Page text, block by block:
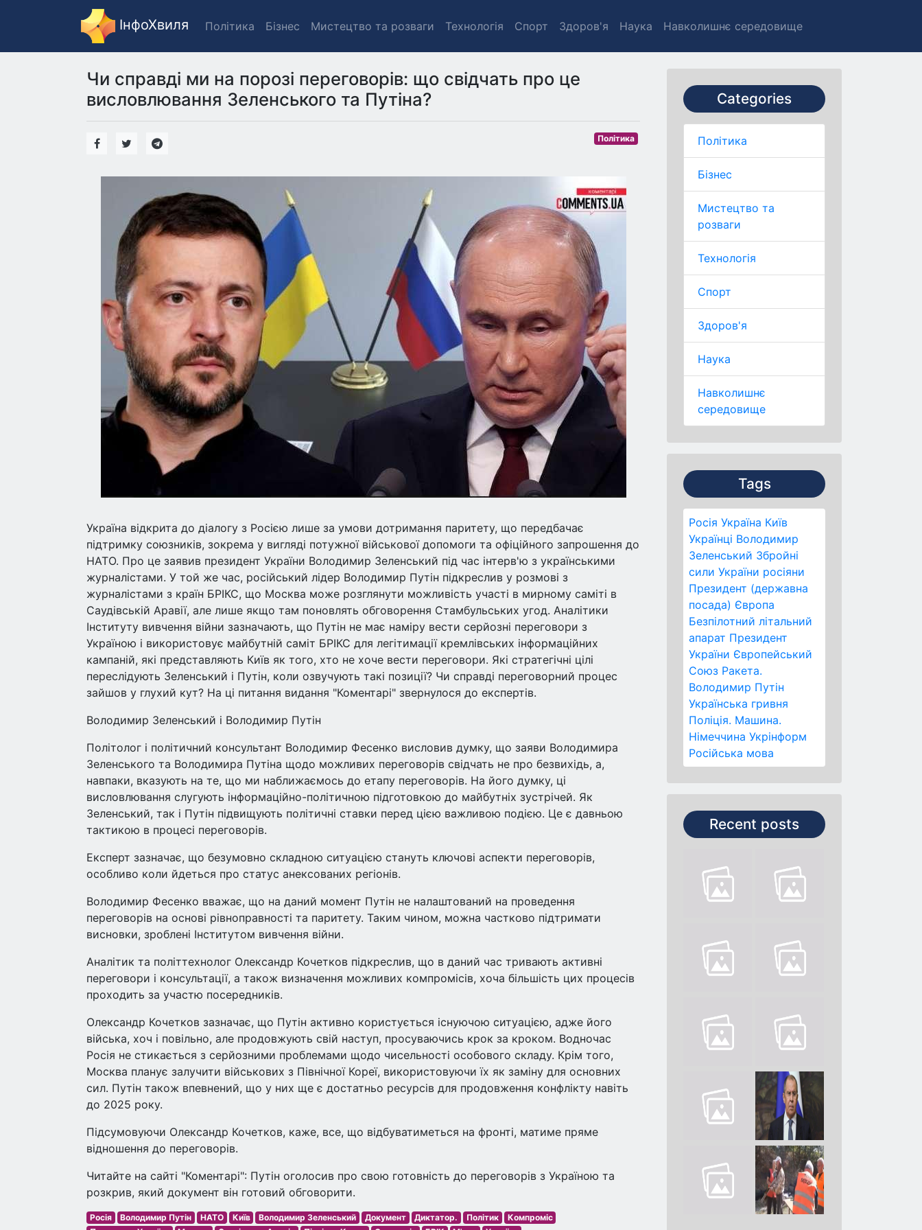
ІнфоХвиля Політика Бізнес Мистецтво та розваги Технологія Спорт Здоров'я Наука Навколишнє середовище
Categories
Політика
Бізнес
Мистецтво та
розваги
Технологія
Спорт
Здоров'я
Наука
Навколишнє
середовище
Tags
Росія Україна Київ
Українці Володимир
Зеленський Збройні
сили України росіяни
Президент (державна
посада) Європа
Безпілотний літальний
апарат Президент
України Європейський
Союз Ракета.
Володимир Путін
Українська гривня
Поліція. Машина.
Німеччина Укрінформ
Російська мова
Recent posts
Чи справді ми на порозі переговорів: що свідчать про це
висловлювання Зеленського та Путіна?
Політика
Україна відкрита до діалогу з Росією лише за умови дотримання паритету, що передбачає
підтримку союзників, зокрема у вигляді потужної військової допомоги та офіційного запрошення до
НАТО. Про це заявив президент України Володимир Зеленський під час інтерв'ю з українськими
журналістами. У той же час, російський лідер Володимир Путін підкреслив у розмові з
журналістами з країн БРІКС, що Москва може розглянути можливість участі в мирному саміті в
Саудівській Аравії, але лише якщо там поновлять обговорення Стамбульських угод. Аналітики
Інституту вивчення війни зазначають, що Путін не має наміру вести серйозні переговори з
Україною і використовує майбутній саміт БРІКС для легітимації кремлівських інформаційних
кампаній, які представляють Київ як того, хто не хоче вести переговори. Які стратегічні цілі
переслідують Зеленський і Путін, коли озвучують такі позиції? Чи справді переговорний процес
зайшов у глухий кут? На ці питання видання "Коментарі" звернулося до експертів.
Володимир Зеленський і Володимир Путін
Політолог і політичний консультант Володимир Фесенко висловив думку, що заяви Володимира
Зеленського та Володимира Путіна щодо можливих переговорів свідчать не про безвихідь, а,
навпаки, вказують на те, що ми наближаємось до етапу переговорів. На його думку, ці
висловлювання слугують інформаційно-політичною підготовкою до майбутніх зустрічей. Як
Зеленський, так і Путін підвищують політичні ставки перед цією важливою подією. Це є давньою
тактикою в процесі переговорів.
Експерт зазначає, що безумовно складною ситуацією стануть ключові аспекти переговорів,
особливо коли йдеться про статус анексованих регіонів.
Володимир Фесенко вважає, що на даний момент Путін не налаштований на проведення
переговорів на основі рівноправності та паритету. Таким чином, можна частково підтримати
висновки, зроблені Інститутом вивчення війни.
Аналітик та політтехнолог Олександр Кочетков підкреслив, що в даний час тривають активні
переговори і консультації, а також визначення можливих компромісів, хоча більшість цих процесів
проходить за участю посередників.
Олександр Кочетков зазначає, що Путін активно користується існуючою ситуацією, адже його
війська, хоч і повільно, але продовжують свій наступ, просуваючись крок за кроком. Водночас
Росія не стикається з серйозними проблемами щодо чисельності особового складу. Крім того,
Москва планує залучити військових з Північної Кореї, використовуючи їх як заміну для основних
сил. Путін також впевнений, що у них ще є достатньо ресурсів для продовження конфлікту навіть
до 2025 року.
Підсумовуючи Олександр Кочетков, каже, все, що відбуватиметься на фронті, матиме пряме
відношення до переговорів.
Читайте на сайті "Коментарі": Путін оголосив про свою готовність до переговорів з Україною та
розкрив, який документ він готовий обговорити.
Росія Володимир Путін НАТО Київ Володимир Зеленський Документ Диктатор. Політик
Компроміс